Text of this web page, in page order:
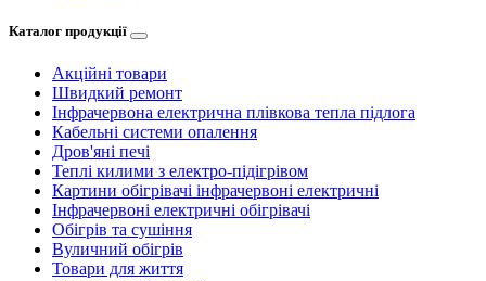
Каталог продукції
Акційні товари
Швидкий ремонт
Інфрачервона електрична плівкова тепла підлога
Кабельні системи опалення
Дров'яні печі
Теплі килими з електро-підігрівом
Картини обігрівачі інфрачервоні електричні
Інфрачервоні електричні обігрівачі
Обігрів та сушіння
Вуличний обігрів
Товари для життя